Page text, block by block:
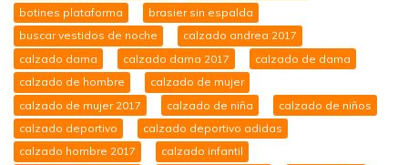
botines plataforma
brasier sin espalda
buscar vestidos de noche
calzado andrea 2017
calzado dama
calzado dama 2017
calzado de dama
calzado de hombre
calzado de mujer
calzado de mujer 2017
calzado de niña
calzado de niños
calzado deportivo
calzado deportivo adidas
calzado hombre 2017
calzado infantil